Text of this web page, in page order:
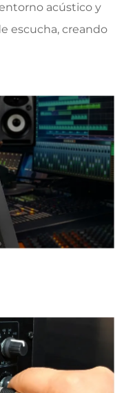
acústico y
escucha, creando